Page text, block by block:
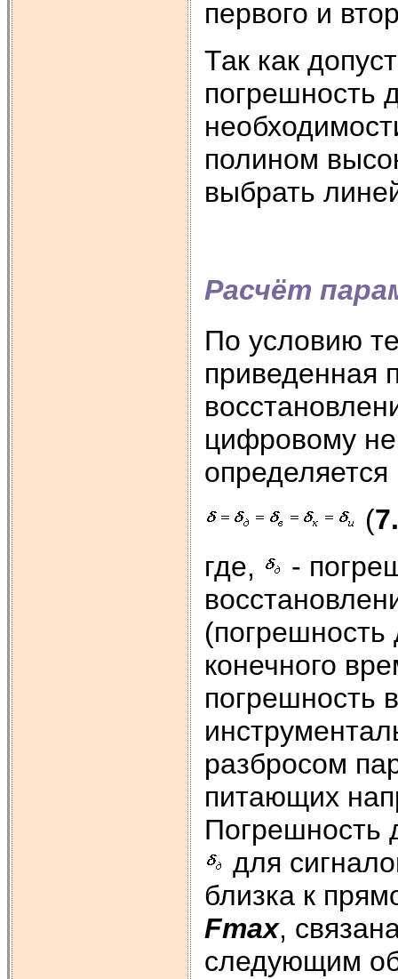
первого и
Так как
погрешность
полином
выбрать
Расчёт
По условию
приведенная
цифровому
(
где,
-
(погрешность
конечного
погрешность
разбросом
питающих
Погрешность
для
близка к
Fmax,
следующим